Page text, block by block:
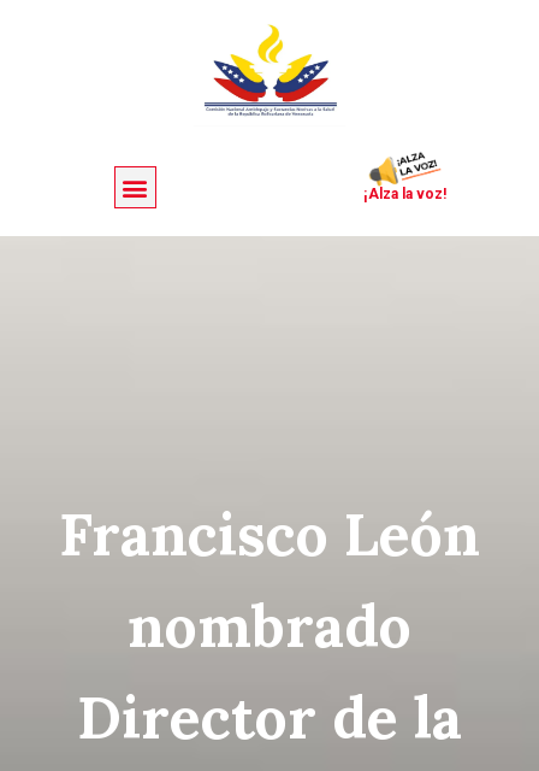
¡Alza la voz!
Francisco León
nombrado
Director de la